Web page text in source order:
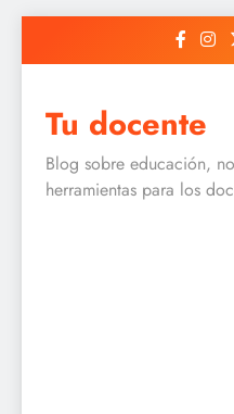
Tu docente
Blog sobre educación,
herramientas para los